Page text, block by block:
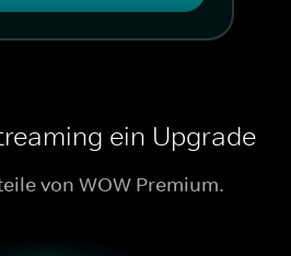
ein Upgrade
von WOW Premium.